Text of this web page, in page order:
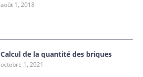
août 1, 2018
Calcul de la quantité des briques
octobre 1, 2021